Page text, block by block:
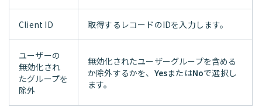
Client ID 取得するレコードのIDを入力します。
ユーザーの
無効化され
たグループを
除外
無効化されたユーザーグループを含める
か除外するかを、 YesまたはNoで選択し
ます。